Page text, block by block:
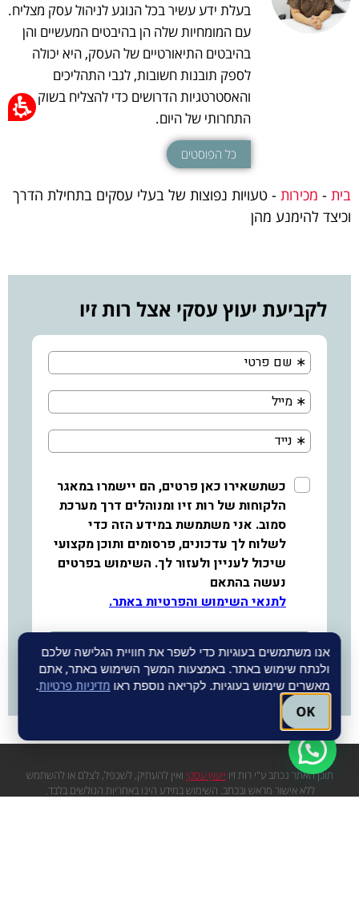
בעלת ידע עשיר בכל הנוגע לניהול עסק מצליח.
עם המומחיות שלה הן בהיבטים המעשיים והן
בהיבטים התיאורטיים של העסק, היא יכולה
לספק תובנות חשובות, לגבי התהליכים
והאסטרטגיות הדרושים כדי להצליח בשוק
התחרותי של היום.
כל הפוסטים
בית - מכירות - טעויות נפוצות של בעלי עסקים בתחילת הדרך
וכיצד להימנע מהן
לקביעת יעוץ עסקי אצל רות זיו
תוכן האתר נכתב ע"י רות זיו ייעוץ עסקי ואין להעתיק, לשכפל, לצלם או להשתמש
ללא אישור מראש ובכתב. השימוש במידע הינו באחריות הגולשים בלבד.
אנו משתמשים בעוגיות כדי לשפר את חוויית הגלישה שלכם
ולנתח שימוש באתר. באמצעות המשך השימוש באתר, אתם
מאשרים שימוש בעוגיות. לקריאה נוספת ראו מדיניות פרטיות.
OK